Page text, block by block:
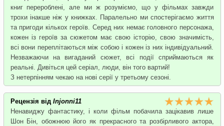
книг перероблені, але ми ж розуміємо, що у фільмах завжди
трохи інакше ніж у книжках. Паралельно ми спостерігаємо життя
та пригоди кількох героїв. Серед них немає головного персонажа,
кожен із героїв за сюжетом має свою історію, свою значимість,
всі вони переплітаються між собою і кожен із них індивідуальний.
Незважаючи на вигаданий сюжет, всі події сприймаються як
реальні. Дивіться цей серіал, люди, він того вартий!
З нетерпінням чекаю на нові серії у третьому сезоні.
Рецензія від Injonni11
Ненавиджу фантастику, і коли фільм побачила зацікавив лише
Шон Бін, обожнюю його як прекрасного та розбірливого актора,